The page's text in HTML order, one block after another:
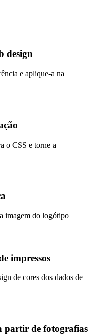
design
e aplique-a na
o CSS e torne a
imagem do logótipo
impressos
de cores dos dados de
partir de fotografias